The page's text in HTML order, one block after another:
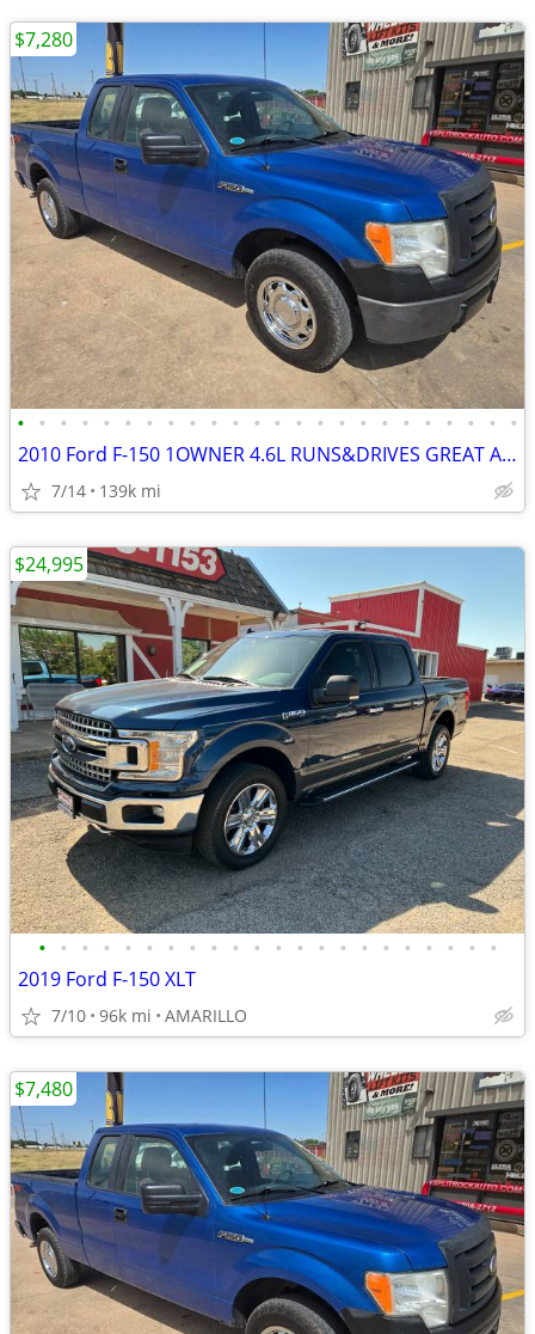
• • • • • • • • • • • • • • • • • • • • • • • •
2010 Ford F-150 1OWNER 4.6L RUNS&DRIVES GREAT A/C COLD BEDLINER
7/14 139k mi
$7,280
• • • • • • • • • • • • • • • • • • • • • •
2019 Ford F-150 XLT
7/10 96k mi AMARILLO
$24,995
$7,480